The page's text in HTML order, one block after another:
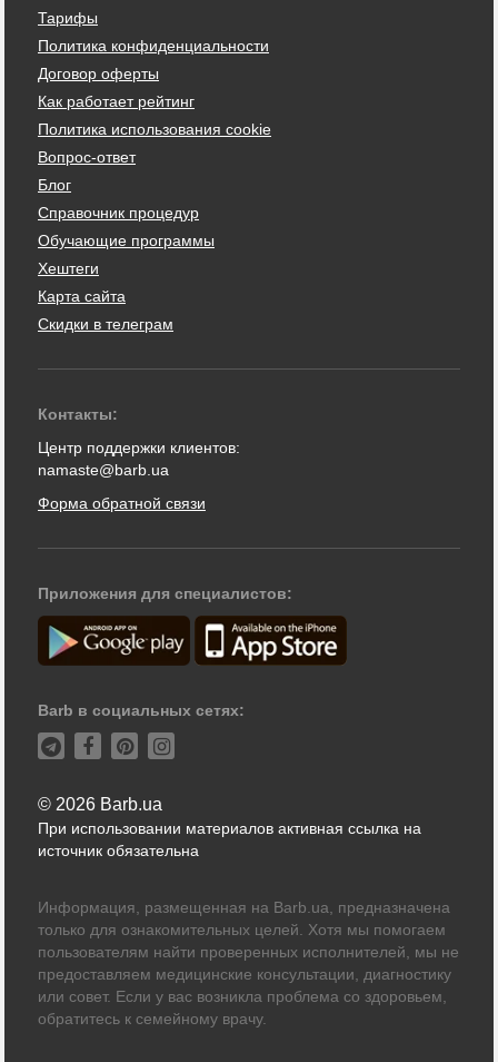
Тарифы
Политика конфиденциальности
Договор оферты
Как работает рейтинг
Политика использования cookie
Вопрос-ответ
Блог
Справочник процедур
Обучающие программы
Хештеги
Карта сайта
Скидки в телеграм
Контакты:
Центр поддержки клиентов:
namaste@barb.ua
Форма обратной связи
Приложения для специалистов:
Barb в социальных сетях:
© 2026 Barb.ua
При использовании материалов активная ссылка на
источник обязательна
Информация, размещенная на Barb.ua, предназначена
только для ознакомительных целей. Хотя мы помогаем
пользователям найти проверенных исполнителей, мы не
предоставляем медицинские консультации, диагностику
или совет. Если у вас возникла проблема со здоровьем,
обратитесь к семейному врачу.